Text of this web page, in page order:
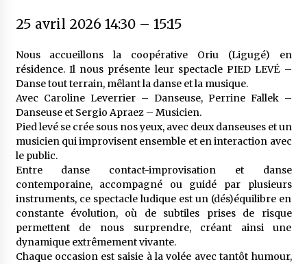
25 avril 2026 14:30– 15:15
Nous accueillons la coopérative Oriu (Ligugé) en
résidence. Il nous présente leur spectacle PIED LEVÉ –
Danse tout terrain, mêlant la danse et la musique.
Avec Caroline Leverrier – Danseuse, Perrine Fallek –
Danseuse et Sergio Apraez – Musicien.
Pied levé se crée sous nos yeux, avec deux danseuses et un
musicien qui improvisent ensemble et en interaction avec
le public.
Entre danse contact-improvisation et danse
contemporaine, accompagné ou guidé par plusieurs
instruments, ce spectacle ludique est un (dés)équilibre en
constante évolution, où de subtiles prises de risque
permettent de nous surprendre, créant ainsi une
dynamique extrêmement vivante.
Chaque occasion est saisie à la volée avec tantôt humour,